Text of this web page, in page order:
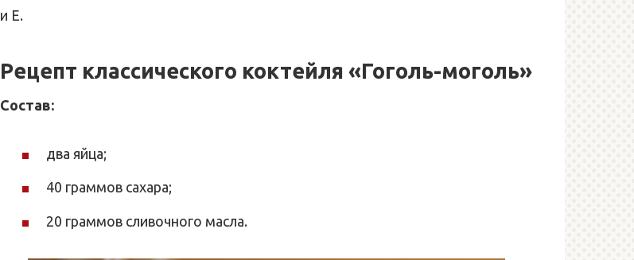
и Е.
Рецепт классического коктейля «Гоголь-моголь»
Состав:
два яйца;
40 граммов сахара;
20 граммов сливочного масла.